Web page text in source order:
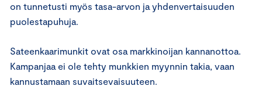
on tunnetusti myös tasa-arvon ja yhdenvertaisuuden
puolestapuhuja.
Sateenkaarimunkit ovat osa markkinoijan kannanottoa.
Kampanjaa ei ole tehty munkkien myynnin takia, vaan
kannustamaan suvaitsevaisuuteen.